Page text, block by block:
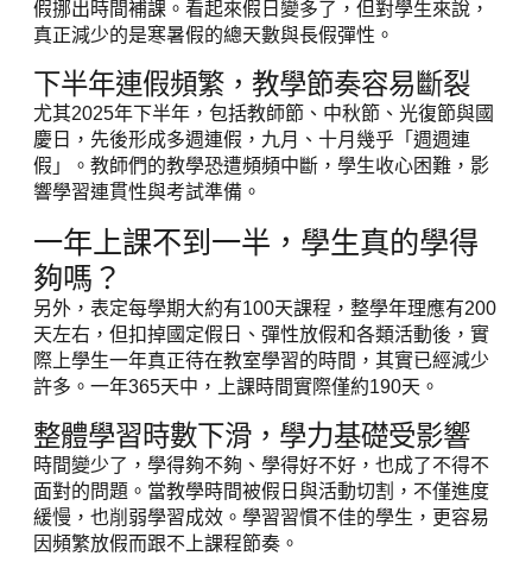
假挪出時間補課。看起來假日變多了，但對學生來說，
真正減少的是寒暑假的總天數與長假彈性。
下半年連假頻繁，教學節奏容易斷裂
尤其2025年下半年，包括教師節、中秋節、光復節與國
慶日，先後形成多週連假，九月、十月幾乎「週週連
假」。教師們的教學恐遭頻頻中斷，學生收心困難，影
響學習連貫性與考試準備。
一年上課不到一半，學生真的學得
夠嗎？
另外，表定每學期大約有100天課程，整學年理應有200
天左右，但扣掉國定假日、彈性放假和各類活動後，實
際上學生一年真正待在教室學習的時間，其實已經減少
許多。一年365天中，上課時間實際僅約190天。
整體學習時數下滑，學力基礎受影響
時間變少了，學得夠不夠、學得好不好，也成了不得不
面對的問題。當教學時間被假日與活動切割，不僅進度
緩慢，也削弱學習成效。學習習慣不佳的學生，更容易
因頻繁放假而跟不上課程節奏。